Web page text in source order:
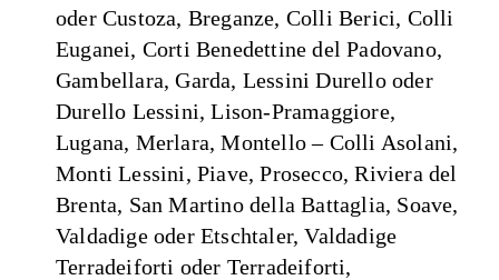
oder Custoza, Breganze, Colli Berici, Colli
Euganei, Corti Benedettine del Padovano,
Gambellara, Garda, Lessini Durello oder
Durello Lessini, Lison-Pramaggiore,
Lugana, Merlara, Montello – Colli Asolani,
Monti Lessini, Piave, Prosecco, Riviera del
Brenta, San Martino della Battaglia, Soave,
Valdadige oder Etschtaler, Valdadige
Terradeiforti oder Terradeiforti,